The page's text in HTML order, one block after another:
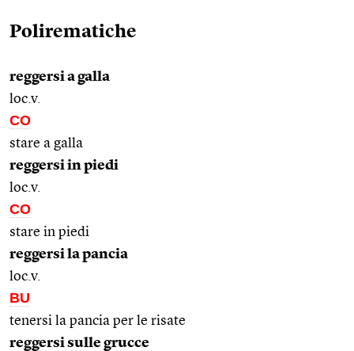
Polirematiche
reggersi a galla
loc.v.
CO
stare a galla
reggersi in piedi
loc.v.
CO
stare in piedi
reggersi la pancia
loc.v.
BU
tenersi la pancia per le risate
reggersi sulle grucce